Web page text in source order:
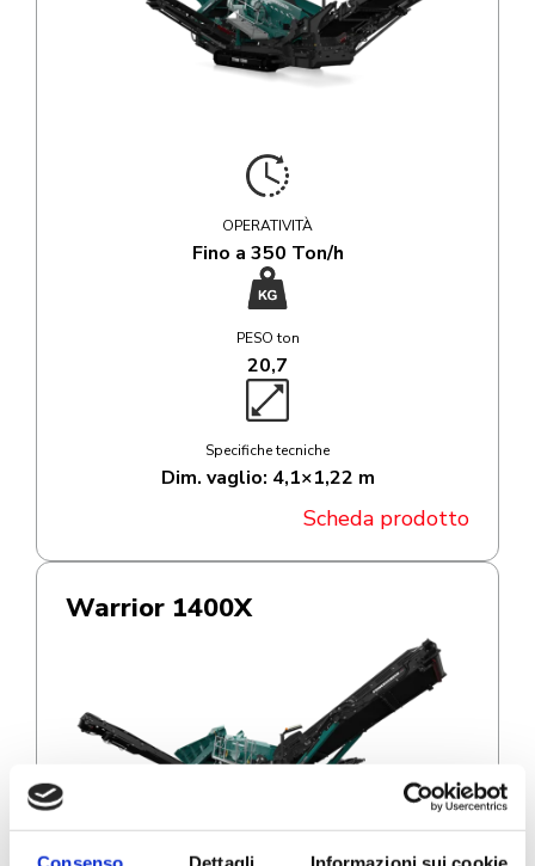
OPERATIVITÀ
Fino a 350 Ton/h
PESO ton
20,7
Specifiche tecniche
Dim. vaglio: 4,1×1,22 m
Scheda prodotto
Warrior 1400X